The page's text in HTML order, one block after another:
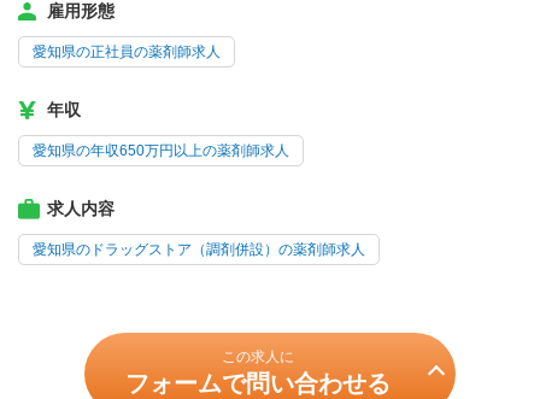
雇用形態
愛知県の正社員の薬剤師求人
年収
愛知県の年収650万円以上の薬剤師求人
求人内容
愛知県のドラッグストア（調剤併設）の薬剤師求人
この求人に
フォームで問い合わせる